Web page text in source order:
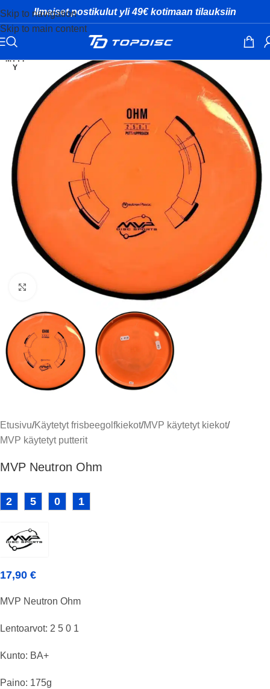
Skip to navigation
Skip to main content
Ilmaiset postikulut yli 49€ kotimaan tilauksiin
MYYT
Y
Klikkaa suuremmaksi
Etusivu/Käytetyt frisbeegolfkiekot/MVP käytetyt kiekot/
MVP käytetyt putterit
MVP Neutron Ohm
2 5 0 1
17,90 €
MVP Neutron Ohm
Lentoarvot: 2 5 0 1
Kunto: BA+
Paino: 175g